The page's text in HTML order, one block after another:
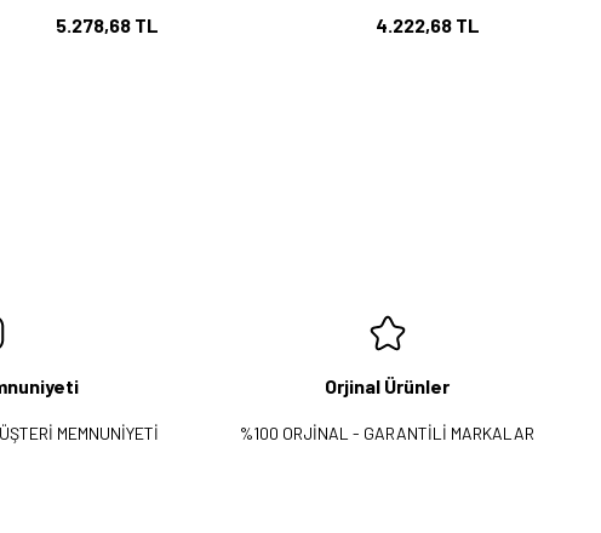
5.278,68 TL 4.222,68 TL
MEMNUNİYETİ
Orjinal Ürünler
%100 ORJİNAL - GARANTİLİ MARKALAR